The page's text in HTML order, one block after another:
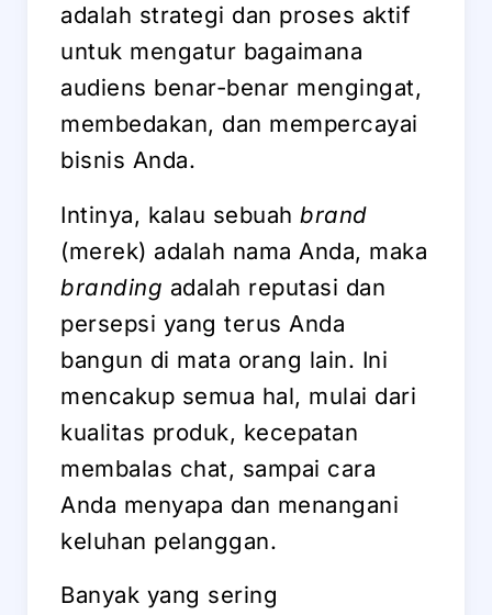
adalah strategi dan proses aktif
untuk mengatur bagaimana
audiens benar-benar mengingat,
membedakan, dan mempercayai
bisnis Anda.
Intinya, kalau sebuah brand
(merek) adalah nama Anda, maka
branding adalah reputasi dan
persepsi yang terus Anda
bangun di mata orang lain. Ini
mencakup semua hal, mulai dari
kualitas produk, kecepatan
membalas chat, sampai cara
Anda menyapa dan menangani
keluhan pelanggan.
Banyak yang sering